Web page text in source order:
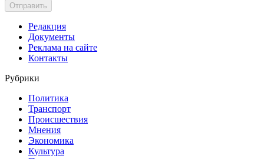
Отправить
Редакция
Документы
Реклама на сайте
Контакты
Рубрики
Политика
Транспорт
Происшествия
Мнения
Экономика
Культура